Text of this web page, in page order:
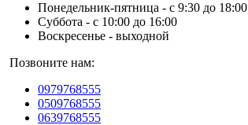
Понедельник-пятница - с 9:30 до 18:00
Суббота - с 10:00 до 16:00
Воскресенье - выходной
Позвоните нам:
0979768555
0509768555
0639768555